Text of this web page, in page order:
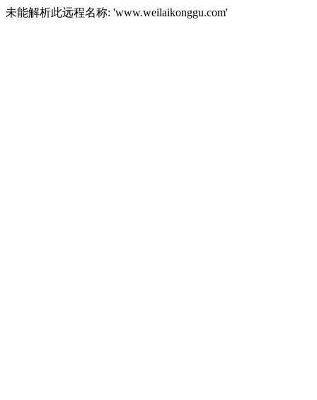
未能解析此远程名称: 'www.weilaikonggu.com'